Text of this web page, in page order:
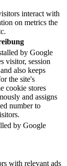
interact with
on metrics the
by Google
visitor, session
also keeps
the site's
cookie stores
and assigns
number to
by Google
with relevant ads